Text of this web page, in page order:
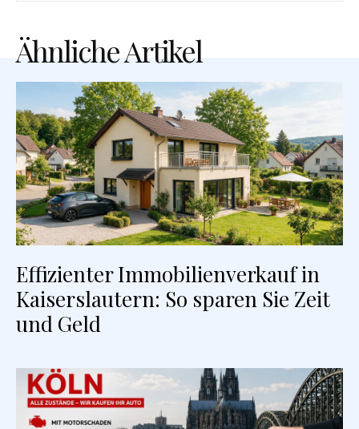
Ähnliche Artikel
Effizienter Immobilienverkauf in
Kaiserslautern: So sparen Sie Zeit
und Geld